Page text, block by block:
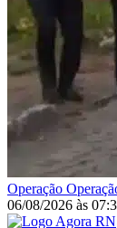
Operação
06/08/2026 às